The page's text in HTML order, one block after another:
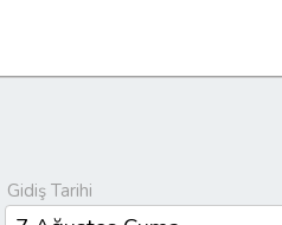
Gidiş Tarihi